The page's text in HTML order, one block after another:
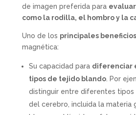
de imagen preferida para
como la rodilla, el hombro y la
Uno de los principales beneficios
magnética:
Su capacidad para diferenciar
tipos de tejido blando. Por
distinguir entre diferentes
del cerebro, incluida la materia